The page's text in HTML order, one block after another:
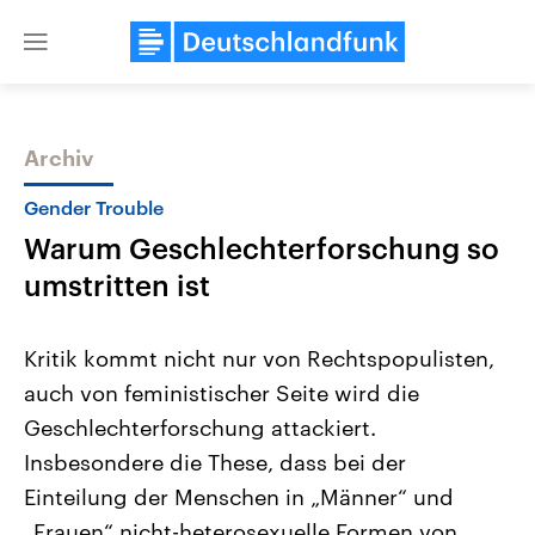
Close
Themen
Landtagswahl Sachsen-Anhalt
2026
Alle Informationen
Sachsen-Anhalt wählt am 6.
September 2026 einen neuen
Landtag. Seit 2021 wird das
Bundesland von einer Koalition aus
USA
Aktuelle Beiträge,
Hintergründe
Wirtschaftlich und
gehören die Vereinigten
den mächtigsten Ländern
mit großem Einfluss auf
Archiv
Gender Trouble
Warum Geschlechterforschung so
umstritten ist
Kritik kommt nicht nur von Rechtspopulisten,
auch von feministischer Seite wird die
Geschlechterforschung attackiert.
Insbesondere die These, dass bei der
Einteilung der Menschen in „Männer“ und